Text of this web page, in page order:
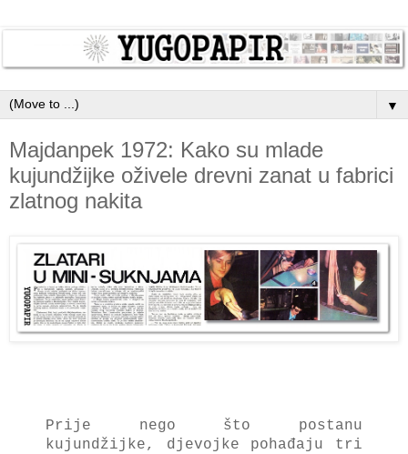
▼
Majdanpek 1972: Kako su mlade
kujundžijke oživele drevni zanat u fabrici
zlatnog nakita
Prije nego što postanu
kujundžijke, djevojke pohađaju tri